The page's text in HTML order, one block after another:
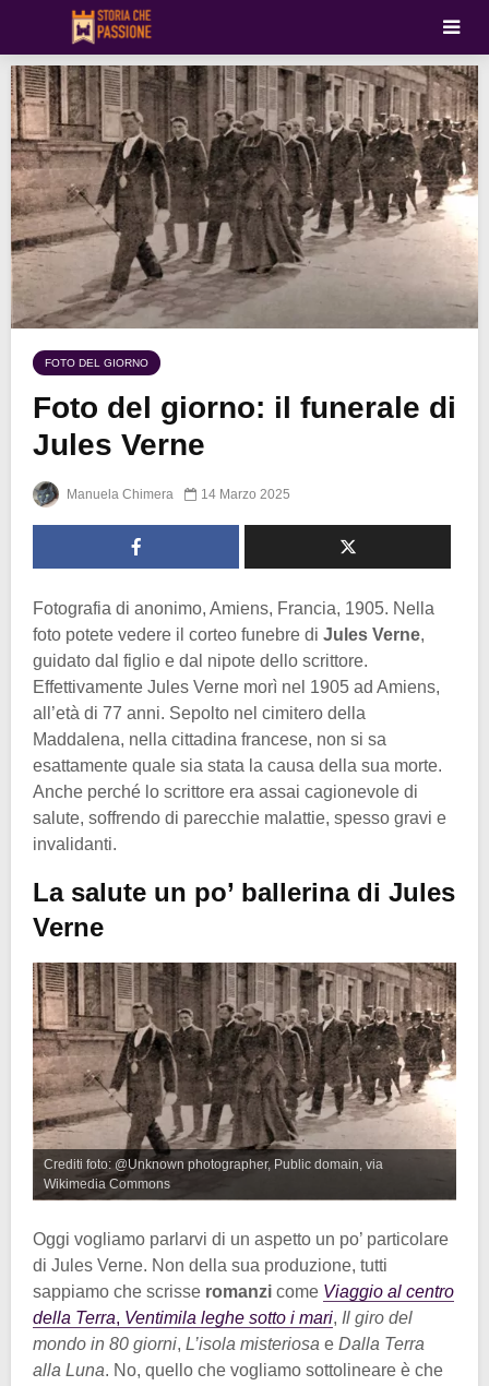
FOTO DEL GIORNO
Foto del giorno: il funerale di
Jules Verne
Manuela Chimera 14 Marzo 2025
Fotografia di anonimo, Amiens, Francia, 1905. Nella
foto potete vedere il corteo funebre di Jules Verne,
guidato dal figlio e dal nipote dello scrittore.
Effettivamente Jules Verne morì nel 1905 ad Amiens,
all’età di 77 anni. Sepolto nel cimitero della
Maddalena, nella cittadina francese, non si sa
esattamente quale sia stata la causa della sua morte.
Anche perché lo scrittore era assai cagionevole di
salute, soffrendo di parecchie malattie, spesso gravi e
invalidanti.
La salute un po’ ballerina di Jules
Verne
Crediti foto: @Unknown photographer, Public domain, via
Wikimedia Commons
Oggi vogliamo parlarvi di un aspetto un po’ particolare
di Jules Verne. Non della sua produzione, tutti
sappiamo che scrisse romanzi come Viaggio al centro
della Terra, Ventimila leghe sotto i mari, Il giro del
mondo in 80 giorni, L’isola misteriosa e Dalla Terra
alla Luna. No, quello che vogliamo sottolineare è che